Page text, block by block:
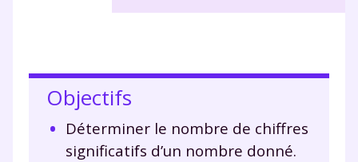
Objectifs
Déterminer le nombre de chiffres
significatifs d’un nombre donné.